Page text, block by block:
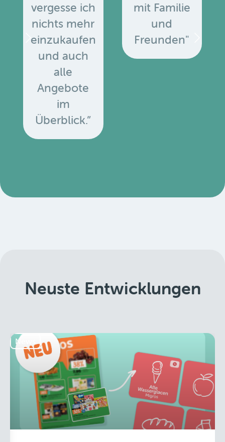
vergesse ich
nichts mehr
einzukaufen
und auch
alle
Angebote
im
Überblick.”
mit Familie
und
Freunden"
Neuste Entwicklungen
News